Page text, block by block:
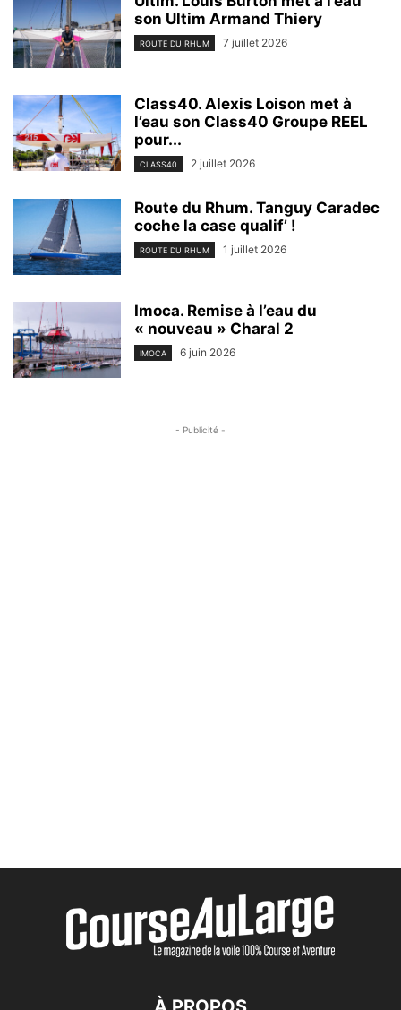
son Ultim Armand Thiery
ROUTE DU RHUM 7 juillet 2026
Class40. Alexis Loison met à
l’eau son Class40 Groupe REEL
pour...
CLASS40 2 juillet 2026
Route du Rhum. Tanguy Caradec
coche la case qualif’ !
ROUTE DU RHUM 1 juillet 2026
Imoca. Remise à l’eau du
« nouveau » Charal 2
IMOCA 6 juin 2026
- Publicité -